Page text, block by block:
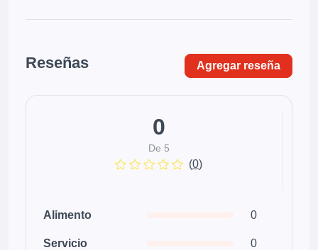
Reseñas Agregar reseña
0
De 5
(0)
Alimento
Servicio
0
0